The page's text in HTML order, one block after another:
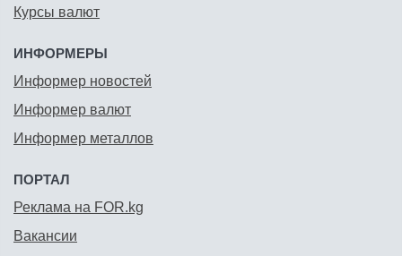
Курсы валют
ИНФОРМЕРЫ
Информер новостей
Информер валют
Информер металлов
ПОРТАЛ
Реклама на FOR.kg
Вакансии